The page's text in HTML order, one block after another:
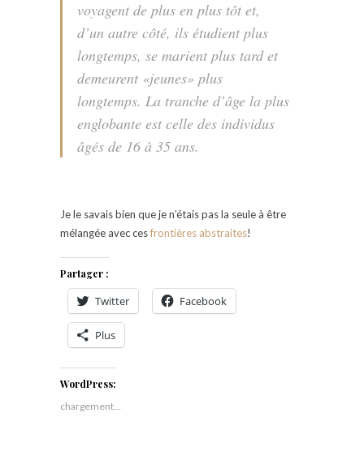
voyagent de plus en plus tôt et,
d’un autre côté, ils étudient plus
longtemps, se marient plus tard et
demeurent «jeunes» plus
longtemps. La tranche d’âge la plus
englobante est celle des individus
âgés de 16 à 35 ans.
Je le savais bien que je n’étais pas la seule à être
mélangée avec cesfrontières abstraites!
Partager :
Twitter Facebook
Plus
WordPress:
chargement…